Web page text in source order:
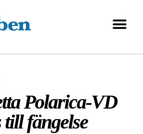
Polarica-VD
till fängelse